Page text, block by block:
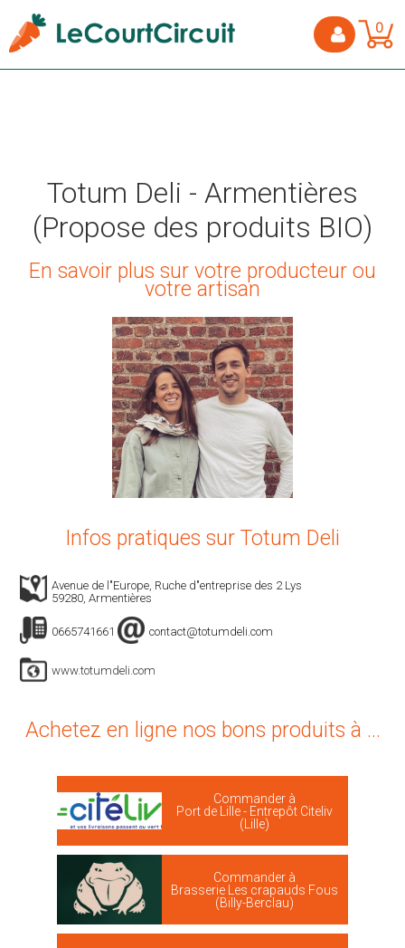
0
Totum Deli - Armentières
(Propose des produits BIO)
En savoir plus sur votre producteur ou
votre artisan
Infos pratiques sur Totum Deli
Avenue de l"Europe, Ruche d"entreprise des 2 Lys
59280, Armentières
0665741661 contact@totumdeli.com
www.totumdeli.com
Achetez en ligne nos bons produits à ...
Commander à
Port de Lille - Entrepôt Citeliv
(Lille)
Commander à
Brasserie Les crapauds Fous
(Billy-Berclau)